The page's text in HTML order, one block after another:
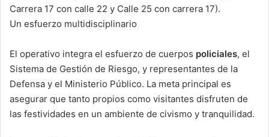
Carrera 17 con calle 22 y Calle 25 con carrera 17).
Un esfuerzo multidisciplinario
El operativo integra el esfuerzo de cuerpos policiales, el
Sistema de Gestión de Riesgo, y representantes de la
Defensa y el Ministerio Público. La meta principal es
asegurar que tanto propios como visitantes disfruten de
las festividades en un ambiente de civismo y tranquilidad.